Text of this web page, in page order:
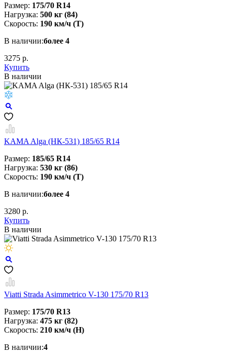
Размер: 175/70 R14
Нагрузка: 500 кг (84)
Скорость: 190 км/ч (T)
В наличии:более 4
3275 р.
Купить
В наличии
KAMA Alga (НК-531) 185/65 R14
Размер: 185/65 R14
Нагрузка: 530 кг (86)
Скорость: 190 км/ч (T)
В наличии:более 4
3280 р.
Купить
В наличии
Viatti Strada Asimmetrico V-130 175/70 R13
Размер: 175/70 R13
Нагрузка: 475 кг (82)
Скорость: 210 км/ч (H)
В наличии:4